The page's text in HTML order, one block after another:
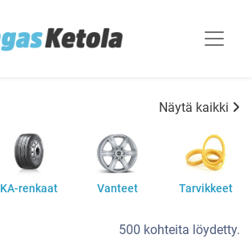
Näytä kaikki
KA-renkaat Vanteet Tarvikkeet
500 kohteita löydetty.